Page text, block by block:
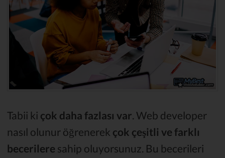
Tabii ki çok daha fazlası var. Web developer
nasıl olunur öğrenerek çok çeşitli ve farklı
becerilere sahip oluyorsunuz. Bu becerileri